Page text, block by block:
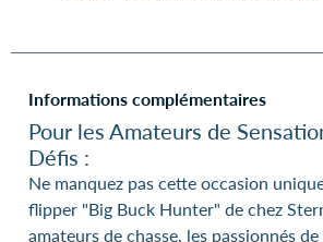
Informations complémentaires
Pour les Amateurs de
Défis :
Ne manquez pas cette occasion
flipper "Big Buck Hunter" de chez
amateurs de chasse, les passionnés